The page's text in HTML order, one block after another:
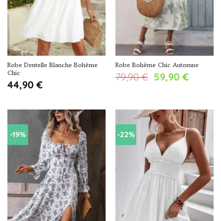
Robe Dentelle Blanche Bohème
Chic
44,90 €
Robe Bohème Chic Automne
79,90€ Le
était :
79,90 €.
59,90 €Le
est :
59,90
-19% -22%